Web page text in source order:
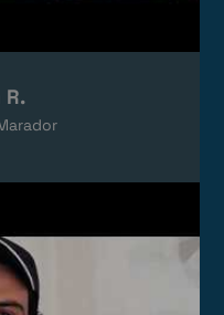
eingebettet.
R.